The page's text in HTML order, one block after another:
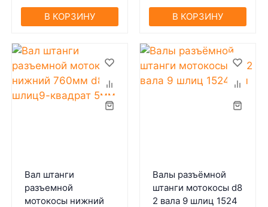
В КОРЗИНУ В КОРЗИНУ
Вал штанги
разъемной
мотокосы нижний
Валы разъёмной
штанги мотокосы d8
2 вала 9 шлиц 1524